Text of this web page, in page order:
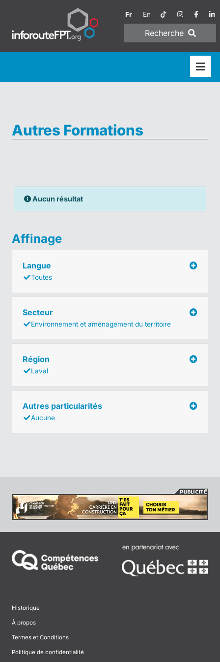
Fr En
Recherche
Autres Formations
Aucun résultat
Affinage
Langue
Toutes
Secteur
Environnement et aménagement du territoire
Région
Laval
Autres particularités
Aucune
Historique
À propos
Termes et Conditions
Politique de confidentialité